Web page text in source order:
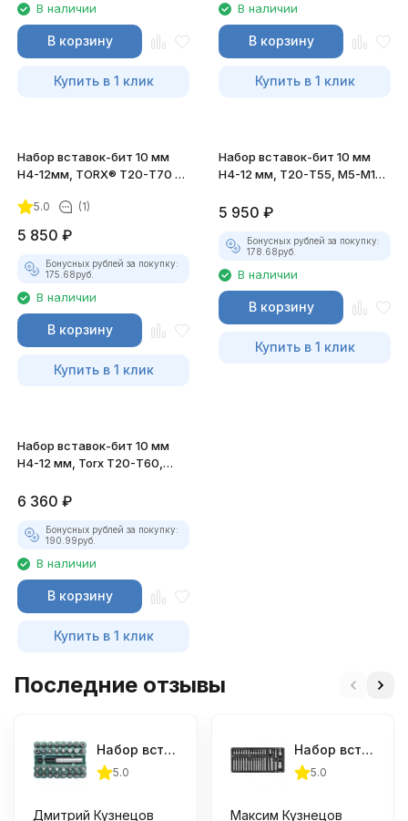
В наличии
В корзину
Купить в 1 клик
В наличии
В корзину
Купить в 1 клик
Набор вставок-бит 10 мм
Н4-12мм, TORX® Т20-Т70 и
5.0 (1)
5 850 ₽
Бонусных рублей за покупку:
175.68руб.
В наличии
В корзину
Купить в 1 клик
Набор вставок-бит 10 мм
H4-12 мм, Т20-Т55, M5-M12,
5 950 ₽
Бонусных рублей за покупку:
178.68руб.
В наличии
В корзину
Купить в 1 клик
Набор вставок-бит 10 мм
H4-12 мм, Torx Т20-Т60,
6 360 ₽
Бонусных рублей за покупку:
190.99руб.
В наличии
В корзину
Купить в 1 клик
Последние отзывы
Набор вставок-бит, 33 предмета
5.0
Дмитрий Кузнецов
Набор вставок-бит 10 мм Н4-12мм, TORX® Т20-Т70 и адаптеров
5.0
Максим Кузнецов